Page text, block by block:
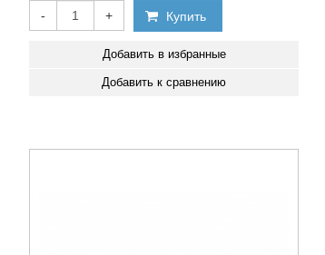
- + Купить
Добавить в избранные
Добавить к сравнению